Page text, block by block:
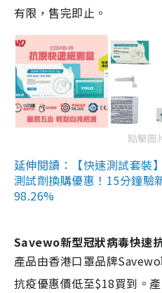
有限，售完即止。
點擊圖
延伸閱讀：【快速測試套裝
測試劑換購優惠！15分鐘驗
98.26%
Savewo新型冠狀病毒快速
產品由香港口罩品牌
抗疫優惠價低至$18買到。